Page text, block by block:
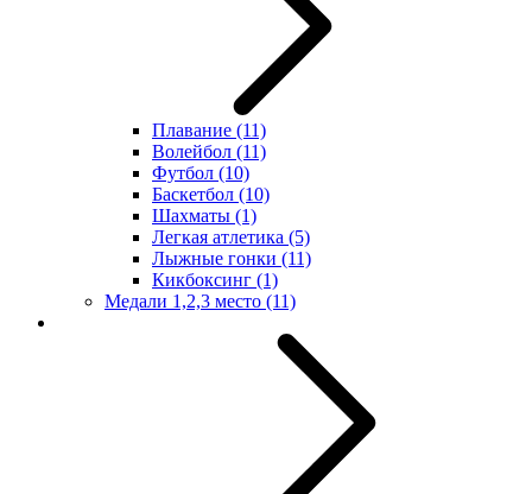
Плавание (11)
Волейбол (11)
Футбол (10)
Баскетбол (10)
Шахматы (1)
Легкая атлетика (5)
Лыжные гонки (11)
Кикбоксинг (1)
Медали 1,2,3 место (11)